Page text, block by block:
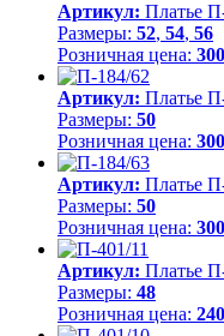
Артикул: Платье
Размеры: 52, 54, 56
Розничная цена:
Артикул: Платье
Размеры: 50
Розничная цена:
Артикул: Платье
Размеры: 50
Розничная цена:
Артикул: Платье
Размеры: 48
Розничная цена: